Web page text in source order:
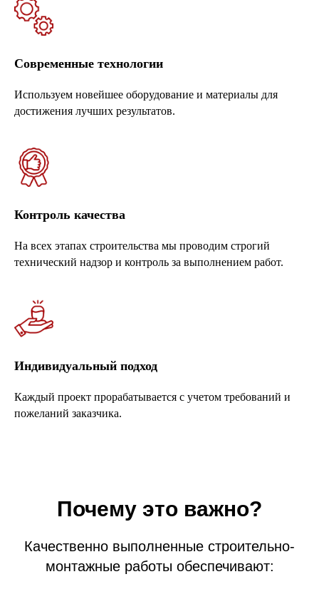
Современные технологии
Используем новейшее оборудование и материалы для
достижения лучших результатов.
Контроль качества
На всех этапах строительства мы проводим строгий
технический надзор и контроль за выполнением работ.
Индивидуальный подход
Каждый проект прорабатывается с учетом требований и
пожеланий заказчика.
Почему это важно?
Качественно выполненные строительно-
монтажные работы обеспечивают: